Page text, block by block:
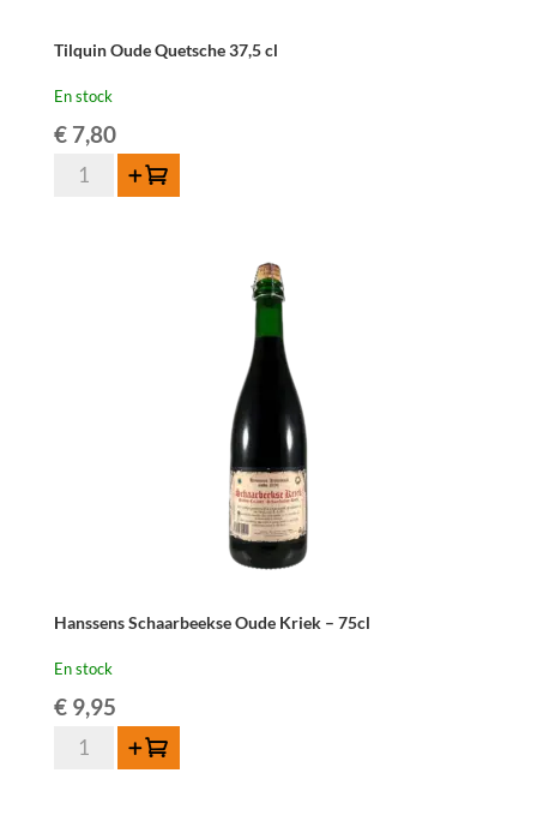
Tilquin Oude Quetsche 37,5 cl
En stock
€7,80
quantité
Ajouter au panier
Hanssens Schaarbeekse Oude Kriek – 75cl
En stock
€9,95
quantité
Ajouter au panier